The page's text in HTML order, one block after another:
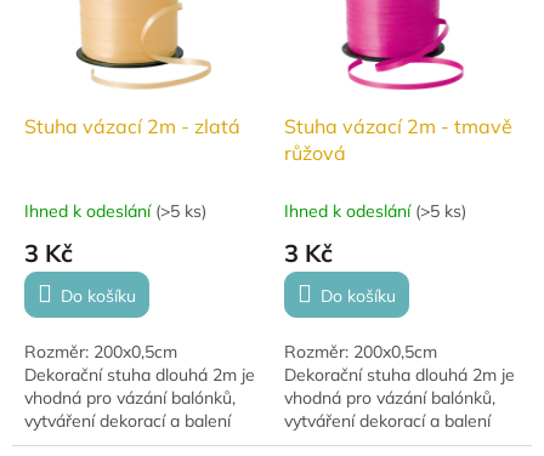
Stuha vázací 2m - zlatá
Ihned k odeslání (>5 ks)
3 Kč
Do košíku
Rozměr: 200x0,5cm
Dekorační stuha dlouhá 2m je
vhodná pro vázání balónků,
vytváření dekorací a balení
dárků.
Stuha vázací 2m - tmavě
růžová
Ihned k odeslání (>5 ks)
3 Kč
Do košíku
Rozměr: 200x0,5cm
Dekorační stuha dlouhá 2m je
vhodná pro vázání balónků,
vytváření dekorací a balení
dárků.